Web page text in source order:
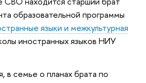
образовательной программы
языки и межкультурная
иностранных языков НИУ
в семье о планах брата по